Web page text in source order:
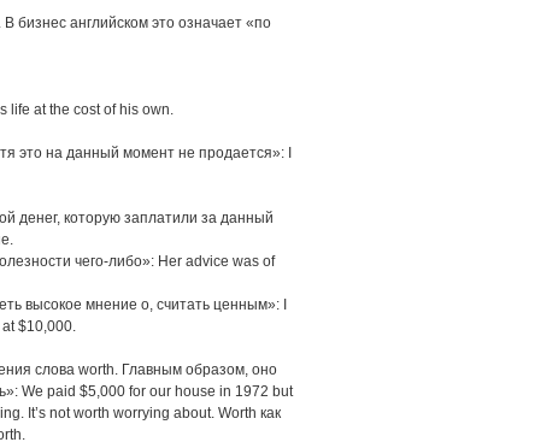
бизнес английском это означает «по
life at the cost of his own.
это на данный момент не продается»: I
денег, которую заплатили за данный
чего-либо»: Her advice was of
высокое мнение о, считать ценным»: I
$10,000.
слова worth. Главным образом, оно
We paid $5,000 for our house in 1972 but
It’s not worth worrying about. Worth как